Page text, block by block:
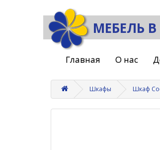
МЕБЕЛЬ
Главная О нас
Шкафы Шкаф